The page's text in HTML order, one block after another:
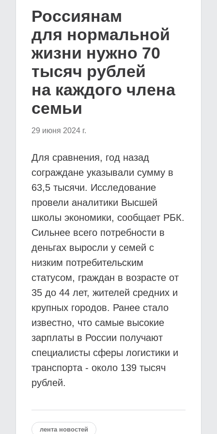
Россиянам
для нормальной
жизни нужно 70
тысяч рублей
на каждого члена
семьи
29 июня 2024 г.
Для сравнения, год назад
сограждане указывали сумму в
63,5 тысячи. Исследование
провели аналитики Высшей
школы экономики, сообщает РБК.
Сильнее всего потребности в
деньгах выросли у семей с
низким потребительским
статусом, граждан в возрасте от
35 до 44 лет, жителей средних и
крупных городов. Ранее стало
известно, что самые высокие
зарплаты в России получают
специалисты сферы логистики и
транспорта - около 139 тысяч
рублей.
лента новостей